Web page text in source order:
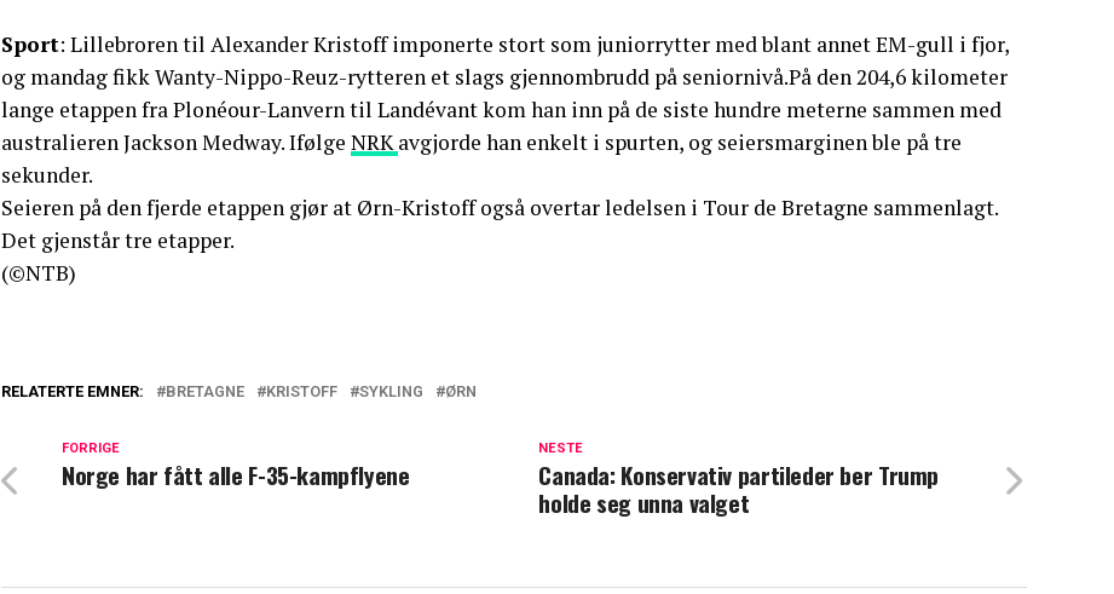
Sport: Lillebroren til Alexander Kristoff imponerte stort som juniorrytter med blant annet EM-gull i fjor,
og mandag fikk Wanty-Nippo-Reuz-rytteren et slags gjennombrudd på seniornivå.På den 204,6 kilometer
lange etappen fra Plonéour-Lanvern til Landévant kom han inn på de siste hundre meterne sammen med
australieren Jackson Medway. Ifølge NRKavgjorde han enkelt i spurten, og seiersmarginen ble på tre
sekunder.
Seieren på den fjerde etappen gjør at Ørn-Kristoff også overtar ledelsen i Tour de Bretagne sammenlagt.
Det gjenstår tre etapper.
(©NTB)
RELATERTE EMNER: BRETAGNE KRISTOFF SYKLING ØRN
NESTE
Canada: Konservativ partileder ber Trump
holde seg unna valget
FORRIGE
Norge har fått alle F-35-kampflyene